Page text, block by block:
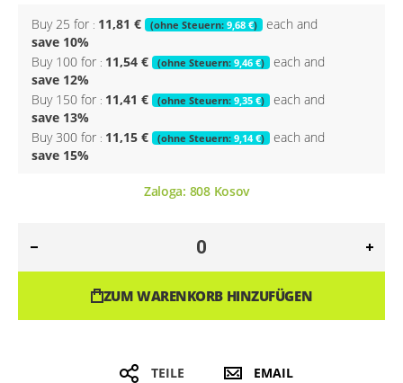
Buy 25 for 11,81 € 9,68 €
each and
save 10%
Buy 100 for 11,54 € 9,46 €
each and
save 12%
Buy 150 for 11,41 € 9,35 €
each and
save 13%
Buy 300 for 11,15 € 9,14 €
each and
save 15%
Zaloga: 808Kosov
ZUM WARENKORB HINZUFÜGEN
TEILE EMAIL